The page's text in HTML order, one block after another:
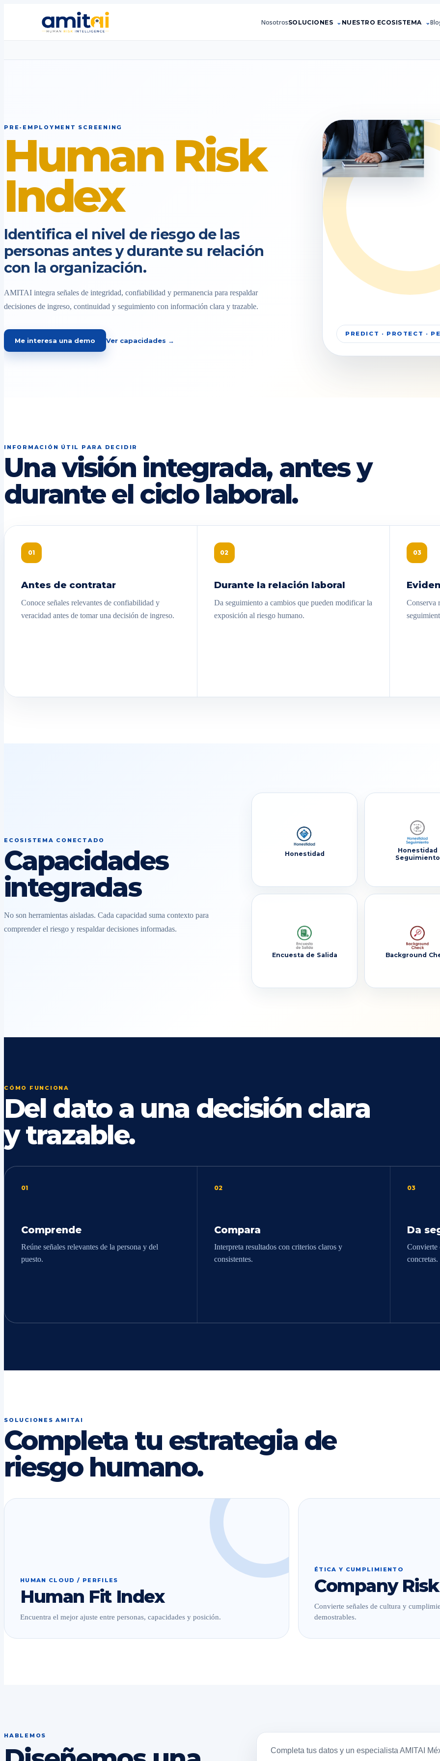
NosotrosSOLUCIONES NUESTRO ECOSISTEMA
PRE-EMPLOYMENT SCREENING
Human Risk
Index
Identifica el nivel de riesgo de las
personas antes y durante su relación
con la organización.
AMITAI integra señales de integridad, confiabilidad y permanencia para respaldar
decisiones de ingreso, continuidad y seguimiento con información clara y trazable.
Me interesa una demo Ver capacidades →
PREDICT · PROTECT ·
INFORMACIÓN ÚTIL PARA DECIDIR
Una visión integrada, antes y
durante el ciclo laboral.
01
Antes de contratar
Conoce señales relevantes de confiabilidad y
veracidad antes de tomar una decisión de ingreso.
02
Durante la relación laboral
Da seguimiento a cambios que pueden modificar la
exposición al riesgo humano.
03
Conserva
ECOSISTEMA CONECTADO
Capacidades
integradas
No son herramientas aisladas. Cada capacidad suma contexto para
comprender el riesgo y respaldar decisiones informadas.
Honestidad
Honestidad
Seguimiento
Encuesta de Salida Background
CÓMO FUNCIONA
Del dato a una decisión clara
y trazable.
01
Comprende
Reúne señales relevantes de la persona y del
puesto.
02
Compara
Interpreta resultados con criterios claros y
consistentes.
03
Da
Convierte
concretas.
SOLUCIONES AMITAI
Completa tu estrategia de
riesgo humano.
HUMAN CLOUD / PERFILES
Human Fit Index
Encuentra el mejor ajuste entre personas, capacidades y posición.
ÉTICA Y CUMPLIMIENTO
Company
Convierte señales de cultura y
demostrables.
HABLEMOS